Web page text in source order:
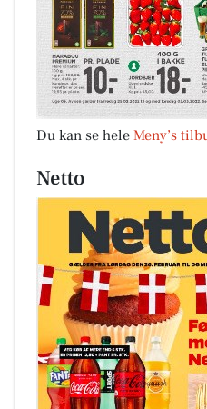
Du kan se hele Meny’s
Netto